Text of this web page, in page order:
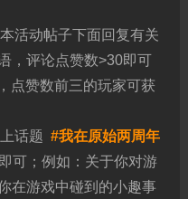
活动帖子下面回复有关
，评论点赞数>30即可
点赞数前三的玩家可获
话题 #我在原始两周年
可；例如：关于你对游
在游戏中碰到的小趣事